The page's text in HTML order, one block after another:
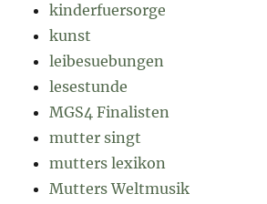
kinderfuersorge
kunst
leibesuebungen
lesestunde
MGS4 Finalisten
mutter singt
mutters lexikon
Mutters Weltmusik